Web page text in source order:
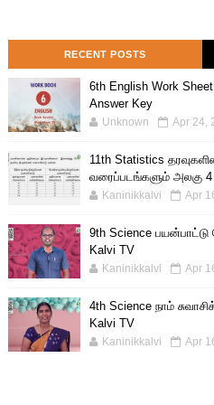
RECENT POSTS
6th English Work
Answer Key
Unknown Apr 24,
11th Statistics
வரைப்படங்களும் அலகு 4
Kaninikkalvi Apr
9th Science பயன்பாட்டு
Kalvi TV
Kaninikkalvi Apr
4th Science நாம்
Kalvi TV
Kaninikkalvi Apr